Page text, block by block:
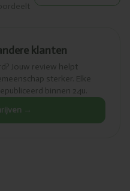
klanten
Jouw review helpt
sterker. Elke
binnen 24u.
→